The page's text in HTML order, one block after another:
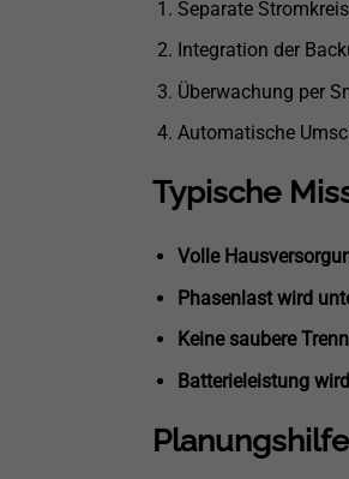
Separate
Integration der
Überwachung per
Automatische
Typische
Volle
Phasenlast wird
Keine saubere
Batterieleistung